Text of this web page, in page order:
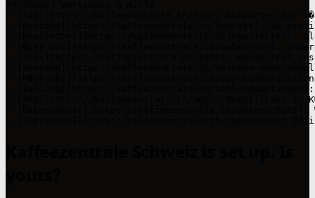
- [FAQ](https://kaffeezentrale.ch/faq): Antworten auf
- [Kontakt](https://kaffeezentrale.ch/kontakt): So
- [Newsletter](https://kaffeezentrale.ch/newsletter):
- [�ber uns](https://kaffeezentrale.ch/ueber-uns):
- [Jobs](https://kaffeezentrale.ch/jobs): Werde Teil
- [Versand](https://kaffeezentrale.ch/versand-oder-
- [R�ckgabe](https://kaffeezentrale.ch/
- [Zahlung](https://kaffeezentrale.ch/
- [AGB](https://kaffeezentrale.ch/agb): Rechtliches in
- [Datenschutz](https://kaffeezentrale.ch/datenschutz):
- [Impressum](https://kaffeezentrale.ch/impressum):